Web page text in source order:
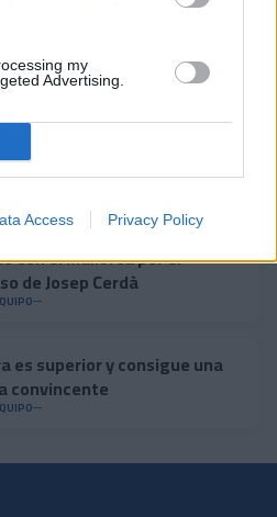
my
Advertising.
Access Privacy Policy
talento joven para el
tricolor
con el Mallorca por el
de Josep Cerdà
es superior y consigue una
convincente